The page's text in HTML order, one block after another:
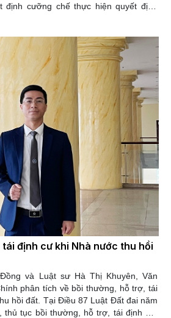
định cưỡng chế thực hiện quyết định
quyết định cưỡng chế thực hiện
buộc. Cụ thể, tại Điều 88 Luật Đất đai
điều kiện, trình tự của hoạt động cưỡng
kiểm đếm bắt buộc như sau.
định cư khi Nhà nước thu hồi
và Luật sư Hà Thị Khuyên, Văn
phân tích về bồi thường, hỗ trợ, tái
hồi đất. Tại Điều 87 Luật Đất đai năm
tục bồi thường, hỗ trợ, tái định cư,